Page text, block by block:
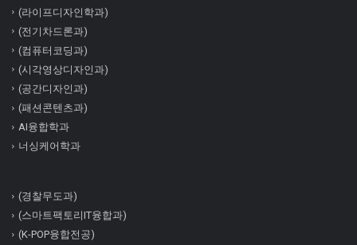
(라이프디자인학과)
(전기차드론과)
(컴퓨터코딩과)
(시각영상디자인과)
(공간디자인과)
(패션콘텐츠과)
AI융합학과
너싱케어학과
(경찰무도과)
(스마트팩토리IT융합과)
(K-POP융합전공)